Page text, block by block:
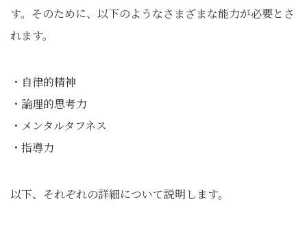
す。そのために、以下のようなさまざまな能力が必要とさ
れます。
・自律的精神
・論理的思考力
・メンタルタフネス
・指導力
以下、それぞれの詳細について説明します。